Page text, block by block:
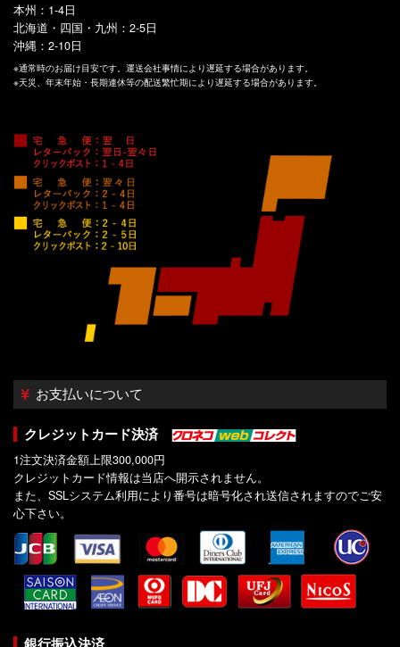
本州：1-4日
北海道・四国・九州：2-5日
沖縄：2-10日
※通常時のお届け目安です。運送会社事情により遅延する場合があります。
※天災、年末年始・長期連休等の配送繁忙期により遅延する場合があります。
お支払いについて
クレジットカード決済
1注文決済金額上限300,000円
クレジットカード情報は当店へ開示されません。
また、SSLシステム利用により番号は暗号化され送信されますのでご安
心下さい。
銀行振込決済